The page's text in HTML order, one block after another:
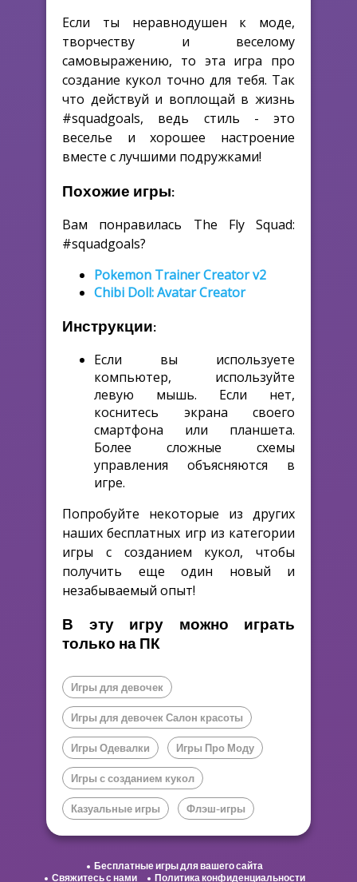
Если ты неравнодушен к моде,
творчеству и веселому
самовыражению, то эта игра про
создание кукол точно для тебя. Так
что действуй и воплощай в жизнь
#squadgoals, ведь стиль - это
веселье и хорошее настроение
вместе с лучшими подружками!
Похожие игры:
Вам понравилась The Fly Squad:
#squadgoals?
Pokemon Trainer Creator v2
Chibi Doll: Avatar Creator
Инструкции:
Если вы используете
компьютер, используйте
левую мышь. Если нет,
коснитесь экрана своего
смартфона или планшета.
Более сложные схемы
управления объясняются в
игре.
Попробуйте некоторые из других
наших бесплатных игр из категории
игры с созданием кукол, чтобы
получить еще один новый и
незабываемый опыт!
В эту игру можно играть
только на ПК
Игры для девочек
Игры для девочек Салон красоты
Игры Одевалки Игры Про Моду
Игры с созданием кукол
Казуальные игры Флэш-игры
Бесплатные игры для вашего сайта
Свяжитесь с нами
Политика конфиденциальности